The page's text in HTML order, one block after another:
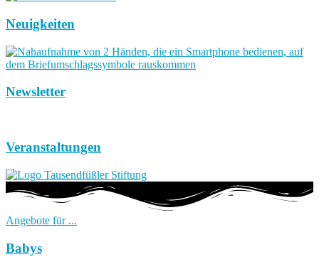
Neuigkeiten
Newsletter
Veranstaltungen
Angebote für ...
Babys